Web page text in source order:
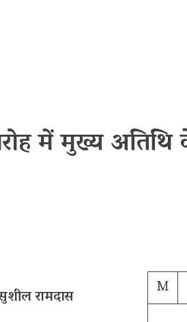
में मुख्य
रामदास
M